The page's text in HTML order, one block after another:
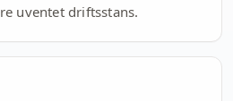
uventet driftsstans.